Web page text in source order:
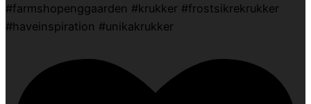
#farmshopenggaarden #krukker #frostsikrekrukker
#haveinspiration #unikakrukker